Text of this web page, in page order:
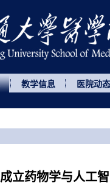
教学信息 医院动态
立药物学与人工